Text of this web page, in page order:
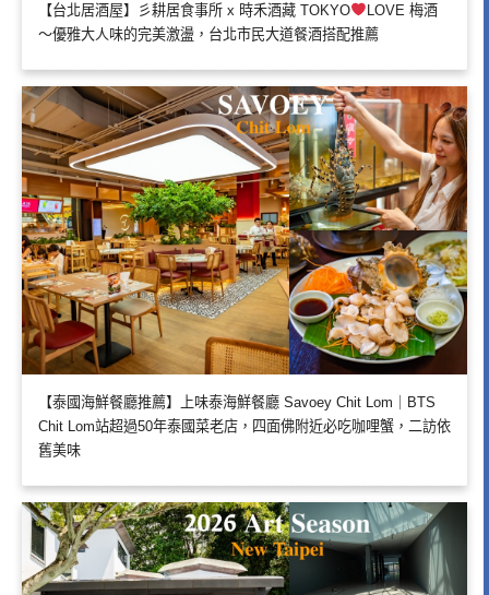
【台北居酒屋】彡耕居食事所 x 時禾酒藏 TOKYO
LOVE 梅酒
～優雅大人味的完美激盪，台北市民大道餐酒搭配推薦
【泰國海鮮餐廳推薦】上味泰海鮮餐廳 Savoey Chit Lom｜BTS
Chit Lom站超過50年泰國菜老店，四面佛附近必吃咖哩蟹，二訪依
舊美味